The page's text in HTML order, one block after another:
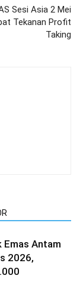
Sesi Asia 2 Mei
Tekanan Profit
Taking
Emas Antam
2026,